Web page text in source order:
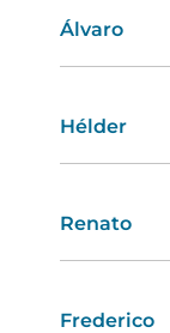
Álvaro
Hélder
Renato
Frederico
Olímpia
Camila
Amélia
Iara